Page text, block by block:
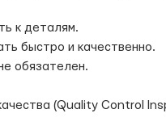
к деталям.
быстро и качественно.
обязателен.
(Quality Control